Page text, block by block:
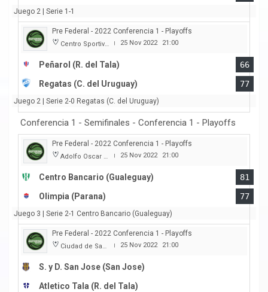
Juego 2 | Serie 1-1
Pre Federal - 2022 Conferencia 1 - Playoffs
Centro Sportivo Peñarol | 25 Nov 2022 21:00
Peñarol (R. del Tala)
66
Regatas (C. del Uruguay)
77
Juego 2 | Serie 2-0 Regatas (C. del Uruguay)
Conferencia 1 - Semifinales - Conferencia 1 - Playoffs
Pre Federal - 2022 Conferencia 1 - Playoffs
Adolfo Oscar Capurro | 25 Nov 2022 21:00
Centro Bancario (Gualeguay)
81
Olimpia (Parana)
77
Juego 3 | Serie 2-1 Centro Bancario (Gualeguay)
Pre Federal - 2022 Conferencia 1 - Playoffs
Ciudad de San Jose | 25 Nov 2022 21:00
S. y D. San Jose (San Jose)
Atletico Tala (R. del Tala)